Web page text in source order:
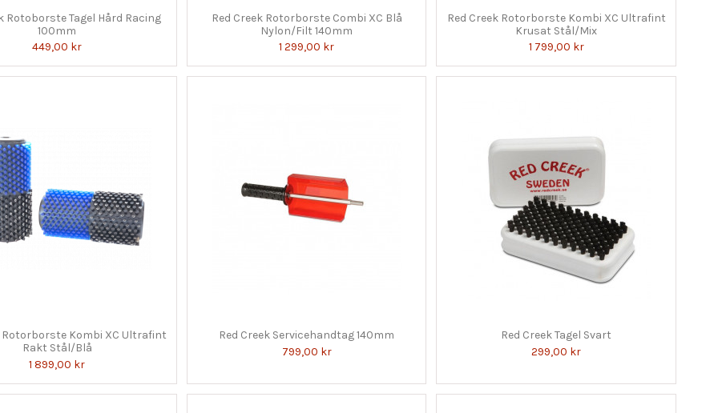
Rotoborste Tagel Hård Racing
100mm
449,00 kr
Red Creek Rotorborste Combi XC Blå
Nylon/Filt 140mm
1 299,00 kr
Red Creek Rotorborste Kombi XC Ultrafint
Krusat Stål/Mix
1 799,00 kr
Rotorborste Kombi XC Ultrafint
Rakt Stål/Blå
1 899,00 kr
Red Creek Servicehandtag 140mm
799,00 kr
Red Creek Tagel Svart
299,00 kr